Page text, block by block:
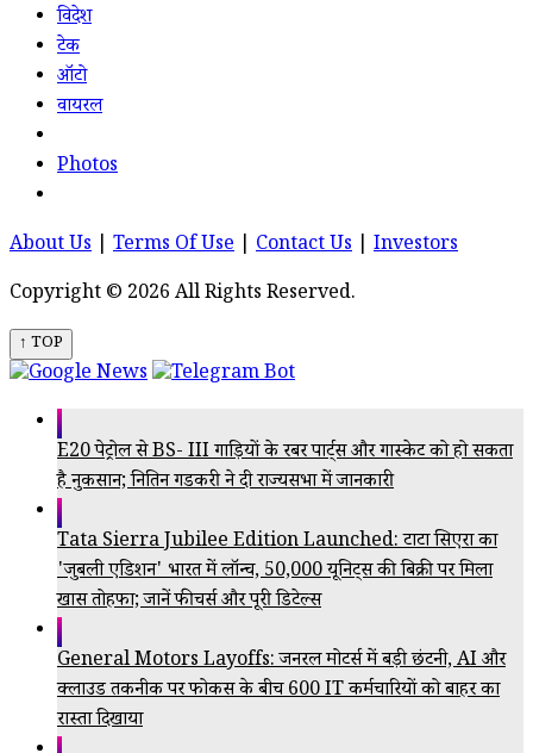
विदेश
टेक
ऑटो
वायरल
Photos
About Us Terms Of Use Contact Us
Investors
Copyright © 2026 All Rights Reserved.
↑ TOP
E20 पेट्रोल से BS- III गाड़ियों के रबर पार्ट्स और गास्केट को हो सकता
है नुकसान; नितिन गडकरी ने दी राज्यसभा में जानकारी
Tata Sierra Jubilee Edition Launched: टाटा सिएरा का
'जुबली एडिशन' भारत में लॉन्च, 50,000 यूनिट्स की बिक्री पर मिला
खास तोहफा; जानें फीचर्स और पूरी डिटेल्स
General Motors Layoffs: जनरल मोटर्स में बड़ी छंटनी, AI और
क्लाउड तकनीक पर फोकस के बीच 600 IT कर्मचारियों को बाहर का
रास्ता दिखाया